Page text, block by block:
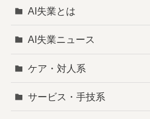
AI失業とは
AI失業ニュース
ケア・対人系
サービス・手技系